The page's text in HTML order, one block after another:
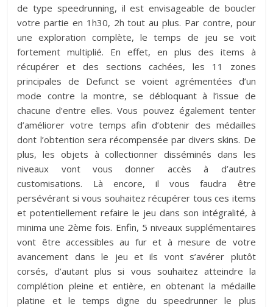
de type speedrunning, il est envisageable de boucler
votre partie en 1h30, 2h tout au plus. Par contre, pour
une exploration complète, le temps de jeu se voit
fortement multiplié. En effet, en plus des items à
récupérer et des sections cachées, les 11 zones
principales de Defunct se voient agrémentées d’un
mode contre la montre, se débloquant à l’issue de
chacune d’entre elles. Vous pouvez également tenter
d’améliorer votre temps afin d’obtenir des médailles
dont l’obtention sera récompensée par divers skins. De
plus, les objets à collectionner disséminés dans les
niveaux vont vous donner accès à d’autres
customisations. Là encore, il vous faudra être
persévérant si vous souhaitez récupérer tous ces items
et potentiellement refaire le jeu dans son intégralité, à
minima une 2ème fois. Enfin, 5 niveaux supplémentaires
vont être accessibles au fur et à mesure de votre
avancement dans le jeu et ils vont s’avérer plutôt
corsés, d’autant plus si vous souhaitez atteindre la
complétion pleine et entière, en obtenant la médaille
platine et le temps digne du speedrunner le plus